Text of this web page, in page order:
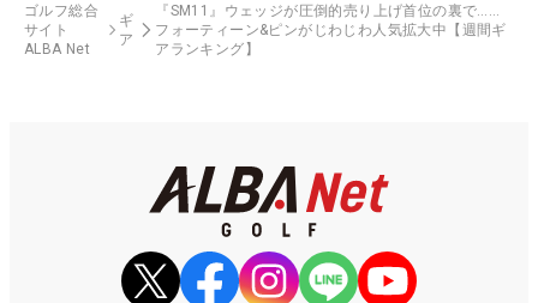
ゴルフ総合
サイト
ALBA Net
ギ
ア
『SM11』ウェッジが圧倒的売り上げ首位の裏で……
フォーティーン&ピンがじわじわ人気拡大中【週間ギ
アランキング】